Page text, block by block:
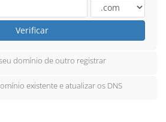
Verificar
domínio de outro registrar
existente e atualizar os DNS